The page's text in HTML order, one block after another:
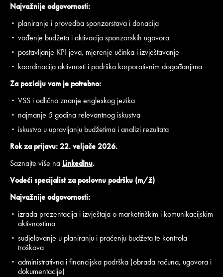
Najvažnije odgovornosti:
planiranje i provedba sponzorstava i donacija
vođenje budžeta i aktivacija sponzorskih ugovora
postavljanje KPI-jeva, mjerenje učinka i izvještavanje
koordinacija aktivnosti i podrška korporativnim događanjima
Za poziciju vam je potrebno:
VSS i odlično znanje engleskog jezika
najmanje 5 godina relevantnog iskustva
iskustvo u upravljanju budžetima i analizi rezultata
Rok za prijavu:22. veljače 2026.
Saznajte više na LinkedInu.
Vodeći specijalist za poslovnu podršku (m/ž)
Najvažnije odgovornosti:
izrada prezentacija i izvještaja o marketinškim i komunikacijskim
aktivnostima
sudjelovanje u planiranju i praćenju budžeta te kontrola
troškova
administrativna i financijska podrška (obrada računa, ugovora i
dokumentacije)